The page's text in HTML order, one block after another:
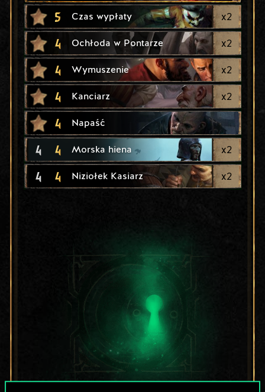
5 Czas wypłaty x2
4 Ochłoda w Pontarze x2
4 Wymuszenie x2
4 Kanciarz x2
4 Napaść
4 4 Morska hiena x2
4 4 Niziołek Kasiarz x2